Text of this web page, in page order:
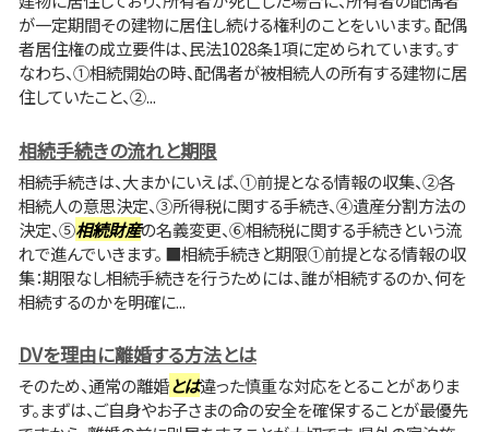
が一定期間その建物に居住し続ける権利のことをいいます。 配偶
者居住権の成立要件は、民法1028条1項に定められています。す
なわち、①相続開始の時、配偶者が被相続人の所有する建物に居
住していたこと、②...
相続手続きの流れと期限
相続手続きは、大まかにいえば、①前提となる情報の収集、②各
相続人の意思決定、③所得税に関する手続き、④遺産分割方法の
決定、⑤相続財産の名義変更、⑥相続税に関する手続きという流
れで進んでいきます。 ■相続手続きと期限①前提となる情報の収
集：期限なし相続手続きを行うためには、誰が相続するのか、何を
相続するのかを明確に...
DVを理由に離婚する方法とは
そのため、通常の離婚とは違った慎重な対応をとることがありま
す。まずは、ご自身やお子さまの命の安全を確保することが最優先